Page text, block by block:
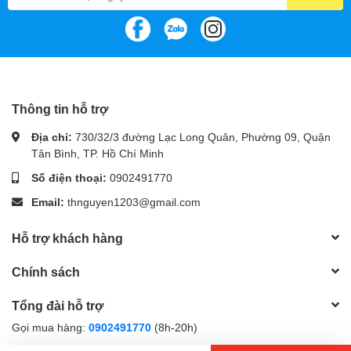
Front USB: 1 x USB 3.2 Gen 1 (5G) header (supports 2
additional USB 3.2 Gen 1 ports), 1 x USB 2.0 header
(supports 2 additional USB 2.0 ports).
Realtek 7.1 Surround Sound High Definition Audio CODEC.
Supports up to 24-Bit/192 kHz playback.
Audio Shielding, premium audio capacitors, dedicated
audio PCB layers.
(Type-A), 1 x VGA port, 1 x HDMI port, 1 x Realtek 1Gb
Keyboard/Mouse combo port.
Internal I/O Connectors:
Various connectors for fans, power, storage, and USB.
RGB header, Clear CMOS header, front panel audio
Thông tin hỗ trợ
Địa chỉ: 730/32/3 đường Lạc Long Quân, Phường 09, Quận
Tân Bình, TP. Hồ Chí Minh
Số điện thoại: 0902491770
Email: thnguyen1203@gmail.com
Hỗ trợ khách hàng
Chính sách
Tổng đài hỗ trợ
Gọi mua hàng: 0902491770 (8h-20h)